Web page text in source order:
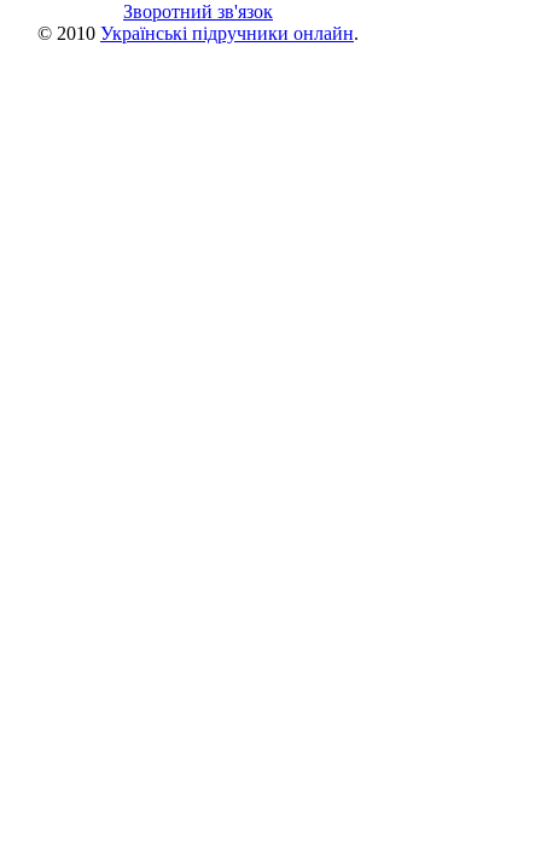
Зворотний зв'язок
© 2010 Українські підручники онлайн.